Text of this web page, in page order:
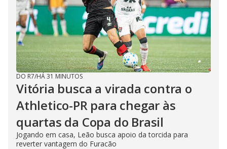
DO R7/HÁ 31 MINUTOS
Vitória busca a virada contra o
Athletico-PR para chegar às
quartas da Copa do Brasil
Jogando em casa, Leão busca apoio da torcida para
reverter vantagem do Furacão